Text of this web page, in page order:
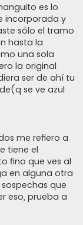
es lo
incorporada y
sólo el tramo
hasta la
una sola
la original
ser de ahí tu
se ve azul
me refiero a
tiene el
fino que ves al
en alguna otra
que
eso, prueba a